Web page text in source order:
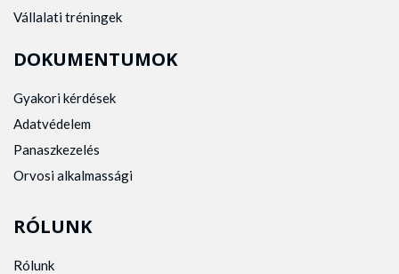
Vállalati tréningek
DOKUMENTUMOK
Gyakori kérdések
Adatvédelem
Panaszkezelés
Orvosi alkalmassági
RÓLUNK
Rólunk